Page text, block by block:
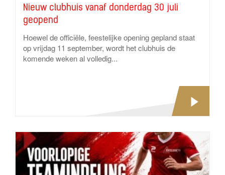
Nieuw clubhuis vanaf donderdag 30 juli
geopend
Hoewel de officiële, feestelijke opening gepland staat
op vrijdag 11 september, wordt het clubhuis de
komende weken al volledig...